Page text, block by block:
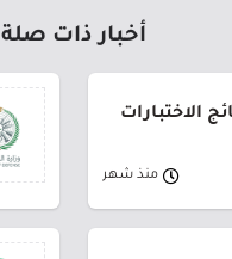
أخبار ذات صلة
الاختبارات
منذ شهر